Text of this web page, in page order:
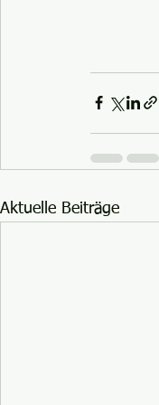
Aktuelle Beiträge